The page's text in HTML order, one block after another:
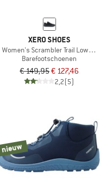
XERO SHOES
Women's Scrambler Trail Low WP
Barefootschoenen
€ 149,95€ 127,46
2,2(5)
nieuw